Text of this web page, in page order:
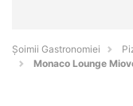
Șoimii Gastronomiei
Monaco Lounge